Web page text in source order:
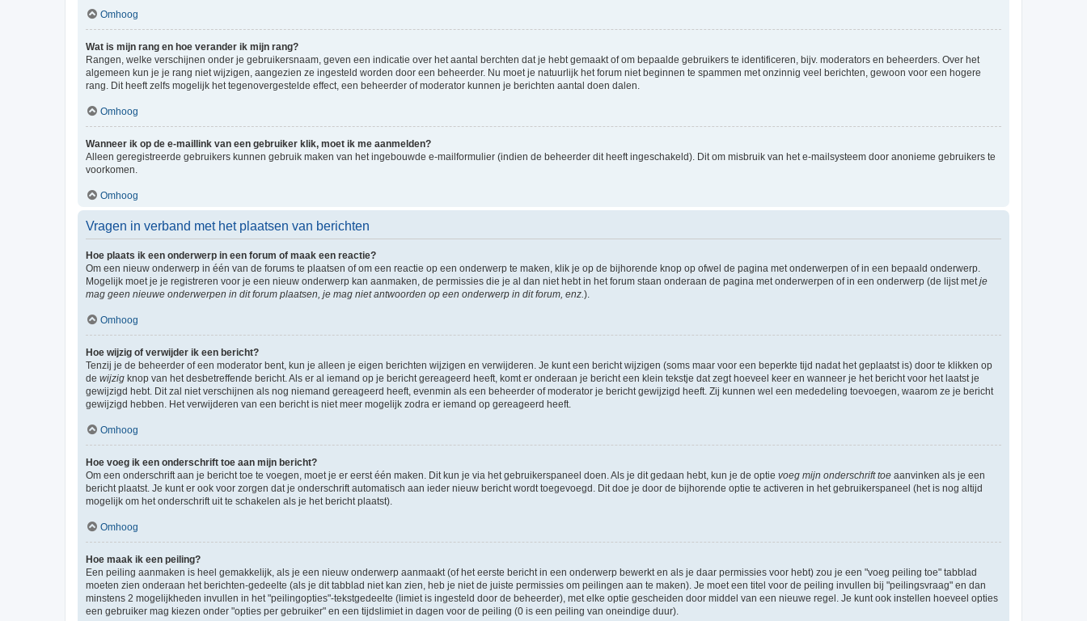
Omhoog
Wat is mijn rang en hoe verander ik mijn rang?
Rangen, welke verschijnen onder je gebruikersnaam, geven een indicatie over het aantal berchten dat je hebt gemaakt of om bepaalde gebruikers te identificeren, bijv. moderators en beheerders. Over het
algemeen kun je je rang niet wijzigen, aangezien ze ingesteld worden door een beheerder. Nu moet je natuurlijk het forum niet beginnen te spammen met onzinnig veel berichten, gewoon voor een hogere
rang. Dit heeft zelfs mogelijk het tegenovergestelde effect, een beheerder of moderator kunnen je berichten aantal doen dalen.
Omhoog
Wanneer ik op de e-maillink van een gebruiker klik, moet ik me aanmelden?
Alleen geregistreerde gebruikers kunnen gebruik maken van het ingebouwde e-mailformulier (indien de beheerder dit heeft ingeschakeld). Dit om misbruik van het e-mailsysteem door anonieme gebruikers te
voorkomen.
Omhoog
Vragen in verband met het plaatsen van berichten
Hoe plaats ik een onderwerp in een forum of maak een reactie?
Om een nieuw onderwerp in één van de forums te plaatsen of om een reactie op een onderwerp te maken, klik je op de bijhorende knop op ofwel de pagina met onderwerpen of in een bepaald onderwerp.
Mogelijk moet je je registreren voor je een nieuw onderwerp kan aanmaken, de permissies die je al dan niet hebt in het forum staan onderaan de pagina met onderwerpen of in een onderwerp (de lijst met je
mag geen nieuwe onderwerpen in dit forum plaatsen, je mag niet antwoorden op een onderwerp in dit forum, enz. ).
Omhoog
Hoe wijzig of verwijder ik een bericht?
Tenzij je de beheerder of een moderator bent, kun je alleen je eigen berichten wijzigen en verwijderen. Je kunt een bericht wijzigen (soms maar voor een beperkte tijd nadat het geplaatst is) door te klikken op
de wijzig knop van het desbetreffende bericht. Als er al iemand op je bericht gereageerd heeft, komt er onderaan je bericht een klein tekstje dat zegt hoeveel keer en wanneer je het bericht voor het laatst je
gewijzigd hebt. Dit zal niet verschijnen als nog niemand gereageerd heeft, evenmin als een beheerder of moderator je bericht gewijzigd heeft. Zij kunnen wel een mededeling toevoegen, waarom ze je bericht
gewijzigd hebben. Het verwijderen van een bericht is niet meer mogelijk zodra er iemand op gereageerd heeft.
Omhoog
Hoe voeg ik een onderschrift toe aan mijn bericht?
Om een onderschrift aan je bericht toe te voegen, moet je er eerst één maken. Dit kun je via het gebruikerspaneel doen. Als je dit gedaan hebt, kun je de optie voeg mijn onderschrift toe aanvinken als je een
bericht plaatst. Je kunt er ook voor zorgen dat je onderschrift automatisch aan ieder nieuw bericht wordt toegevoegd. Dit doe je door de bijhorende optie te activeren in het gebruikerspaneel (het is nog altijd
mogelijk om het onderschrift uit te schakelen als je het bericht plaatst).
Omhoog
Hoe maak ik een peiling?
Een peiling aanmaken is heel gemakkelijk, als je een nieuw onderwerp aanmaakt (of het eerste bericht in een onderwerp bewerkt en als je daar permissies voor hebt) zou je een "voeg peiling toe" tabblad
moeten zien onderaan het berichten-gedeelte (als je dit tabblad niet kan zien, heb je niet de juiste permissies om peilingen aan te maken). Je moet een titel voor de peiling invullen bij "peilingsvraag" en dan
minstens 2 mogelijkheden invullen in het "peilingopties"-tekstgedeelte (limiet is ingesteld door de beheerder), met elke optie gescheiden door middel van een nieuwe regel. Je kunt ook instellen hoeveel opties
een gebruiker mag kiezen onder "opties per gebruiker" en een tijdslimiet in dagen voor de peiling (0 is een peiling van oneindige duur).